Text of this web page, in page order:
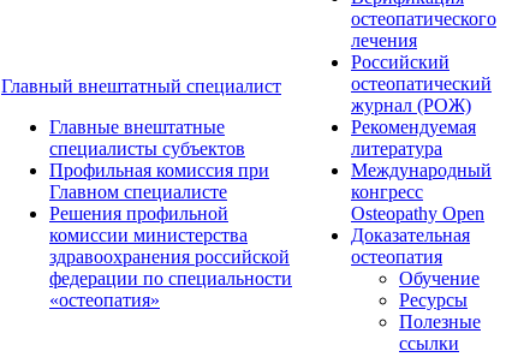
Главный внештатный специалист
Главные внештатные
специалисты субъектов
Профильная комиссия при
Главном специалисте
Решения профильной
комиссии министерства
здравоохранения российской
федерации по специальности
«остеопатия»
остеопатического
лечения
Российский
остеопатический
журнал (РОЖ)
Рекомендуемая
литература
Международный
конгресс
Osteopathy Open
Доказательная
остеопатия
Обучение
Ресурсы
Полезные
ссылки